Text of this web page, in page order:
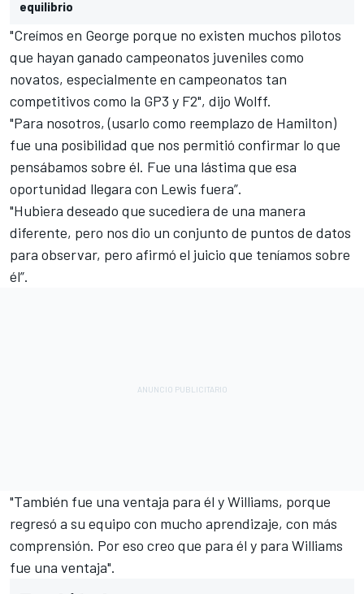
equilibrio
"Creímos en George porque no existen muchos pilotos
que hayan ganado campeonatos juveniles como
novatos, especialmente en campeonatos tan
competitivos como la GP3 y F2", dijo Wolff.
"Para nosotros, (usarlo como reemplazo de Hamilton)
fue una posibilidad que nos permitió confirmar lo que
pensábamos sobre él. Fue una lástima que esa
oportunidad llegara con Lewis fuera”.
"Hubiera deseado que sucediera de una manera
diferente, pero nos dio un conjunto de puntos de datos
para observar, pero afirmó el juicio que teníamos sobre
él”.
"También fue una ventaja para él yWilliams, porque
regresó a su equipo con mucho aprendizaje, con más
comprensión. Por eso creo que para él y para Williams
fue una ventaja".